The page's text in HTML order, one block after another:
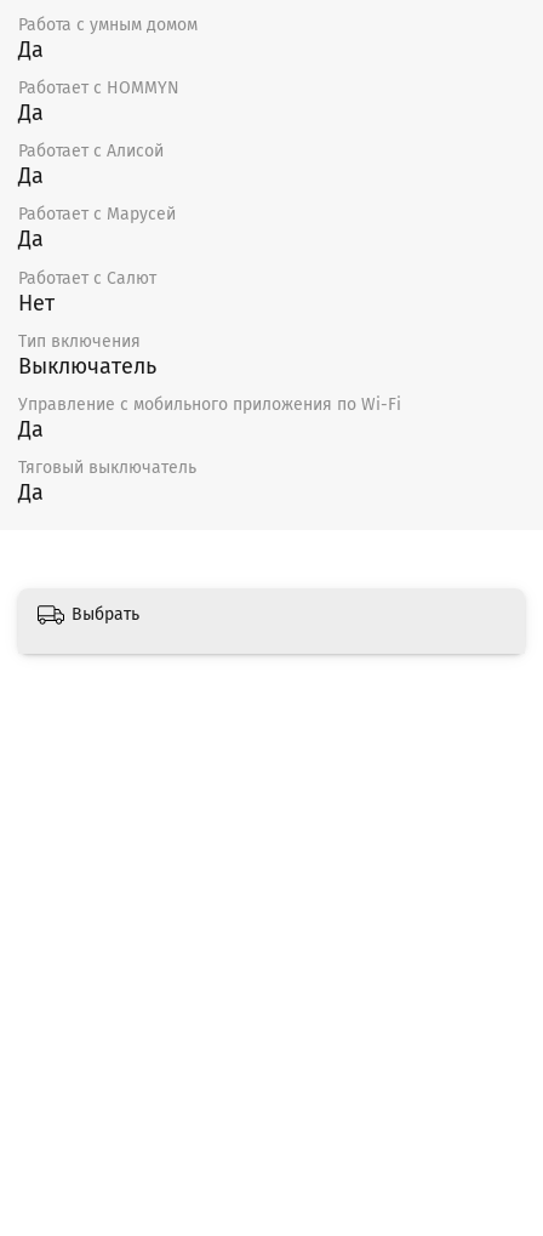
Работа с умным домом
Да
Работает с HOMMYN
Да
Работает с Алисой
Да
Работает с Марусей
Да
Работает с Салют
Нет
Тип включения
Выключатель
Управление c мобильного приложения по Wi-Fi
Да
Тяговый выключатель
Да
Выбрать